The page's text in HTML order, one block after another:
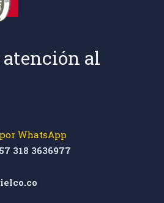
atención al
WhatsApp
318 3636977